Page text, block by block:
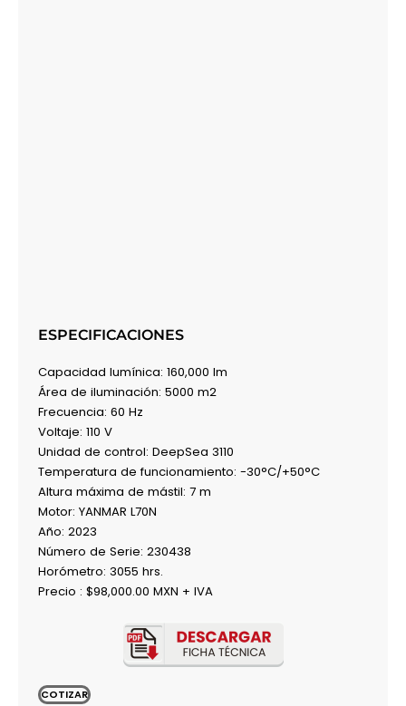
ESPECIFICACIONES
Capacidad lumínica: 160,000 lm
Área de iluminación: 5000 m2
Frecuencia: 60 Hz
Voltaje: 110 V
Unidad de control: DeepSea 3110
Temperatura de funcionamiento: -30°C/+50°C
Altura máxima de mástil: 7 m
Motor: YANMAR L70N
Año: 2023
Número de Serie: 230438
Horómetro: 3055 hrs.
Precio : $98,000.00 MXN + IVA
COTIZAR